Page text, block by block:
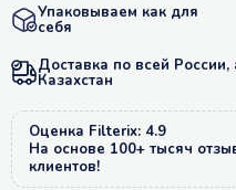
Упаковываем как для
себя
Доставка по всей
Казахстан
Оценка Filterix: 4.9
На основе 100+ тысяч
клиентов!